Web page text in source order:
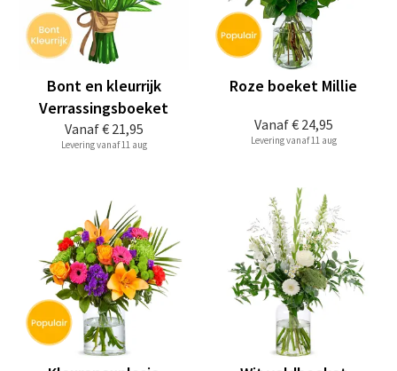
Vanaf€ 21,95
Bont en kleurrijk
Verrassingsboeket
Levering vanaf 11 aug
Vanaf€ 24,95
Roze boeket Millie
Levering vanaf 11 aug